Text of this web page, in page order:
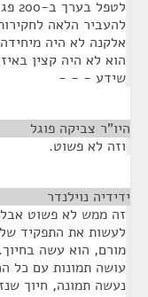
להעביר הלאה
אלקנה לא היה
הוא לא היה קצין
שידע - - -
היו"ר צביקה פוגל
וזה לא פשוט.
ידידיה נוילנדר
זה ממש לא פשוט אבל
לעשות את התפקיד
מורם, הוא עשה
עושה תמונות עם כל
נעשה תמונה, חיוך